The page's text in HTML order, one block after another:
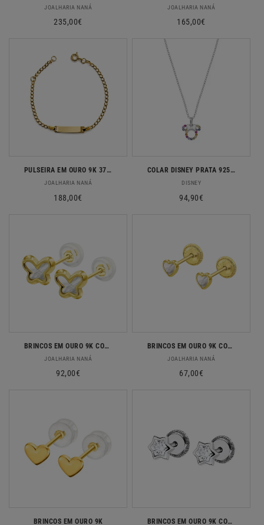
Fornecedor:
JOALHARIA NANÁ
Preço
235,00€
Fornecedor:
JOALHARIA NANÁ
Preço
165,00€
PULSEIRA EM OURO 9K 375% PESO 1,1GR PT
Fornecedor:
JOALHARIA NANÁ
Preço
188,00€
COLAR DISNEY PRATA 925 ZIRCONIAS COLORIDAS NS00032SZML-157.CS
Fornecedor:
DISNEY
Preço
94,90€
BRINCOS EM OURO 9K COM MADREPEROLA
Fornecedor:
JOALHARIA NANÁ
Preço
92,00€
BRINCOS EM OURO 9K COM MADREPEROLA
Fornecedor:
JOALHARIA NANÁ
Preço
67,00€
BRINCOS EM OURO 9K BRINCOS EM OURO 9K COM ZIRCONIAS